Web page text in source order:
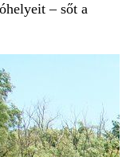
– sőt a